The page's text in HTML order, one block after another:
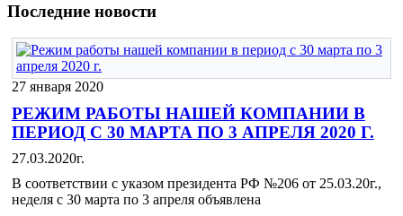
Последние новости
27 января 2020
РЕЖИМ РАБОТЫ НАШЕЙ КОМПАНИИ В
ПЕРИОД С 30 МАРТА ПО 3 АПРЕЛЯ 2020 Г.
27.03.2020г.
В соответствии с указом президента РФ №206 от 25.03.20г.,
неделя с 30 марта по 3 апреля объявлена